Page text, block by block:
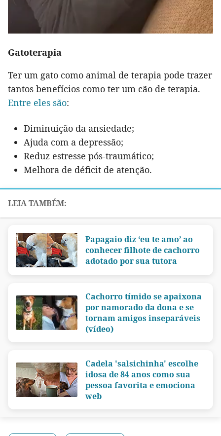
Gatoterapia
Ter um gato como animal de terapia pode trazer
tantos benefícios como ter um cão de terapia.
Entre eles são:
Diminuição da ansiedade;
Ajuda com a depressão;
Reduz estresse pós-traumático;
Melhora de déficit de atenção.
Papagaio diz ‘eu te amo’ ao
conhecer filhote de cachorro
adotado por sua tutora
Cachorro tímido se apaixona
por namorado da dona e se
tornam amigos inseparáveis
(vídeo)
Cadela 'salsichinha' escolhe
idosa de 84 anos como sua
pessoa favorita e emociona
web